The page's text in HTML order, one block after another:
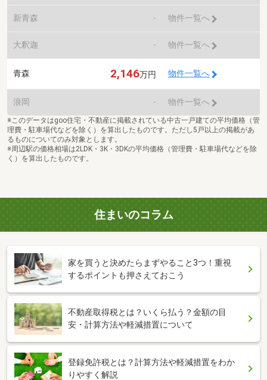
新青森 - 物件一覧へ
大釈迦 - 物件一覧へ
青森 2,146万円 物件一覧へ
浪岡 - 物件一覧へ
※このデータはgoo住宅・不動産に掲載されている中古一戸建ての平均価格（管
理費・駐車場代などを除く）を算出したものです。ただし5戸以上の掲載があ
るものについてのみ対象とします。
※周辺駅の価格相場は2LDK・3K・3DKの平均価格（管理費・駐車場代などを除
く）を算出したものです。
住まいのコラム
家を買うと決めたらまずやること3つ！重視
するポイントも押さえておこう
不動産取得税とは？いくら払う？金額の目
安・計算方法や軽減措置について
登録免許税とは？計算方法や軽減措置をわか
りやすく解説